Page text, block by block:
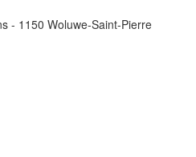
- 1150 Woluwe-Saint-Pierre